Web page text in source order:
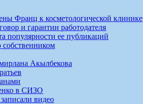
Франц к косметологической клинике
и гарантии работодателя
популярности ее публикаций
собственником
Акылбекова
в СИЗО
видео